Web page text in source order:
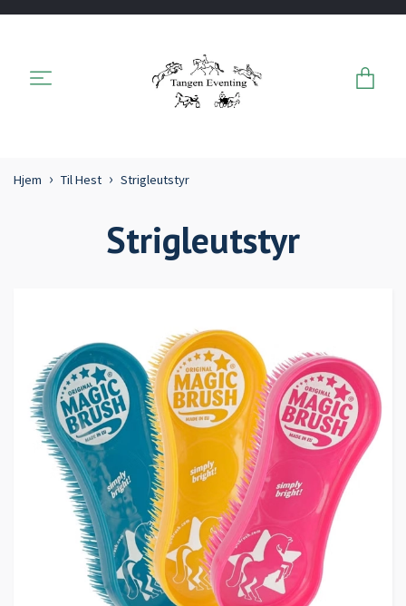
Hjem Til Hest Strigleutstyr
Strigleutstyr